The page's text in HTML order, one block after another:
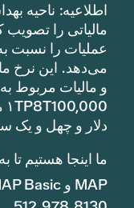
اطلاعیه: ناحیه
مالیاتی را
عملیات را نسبت
و مالیات مربوط
دلار و چهل و یک
ما اینجا هستیم
MAP و MAP Basic